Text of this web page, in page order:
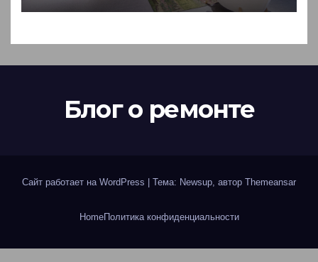
Блог о ремонте
Сайт работает на WordPress Тема: Newsup, автор Themeansar
HomeПолитика конфиденциальности